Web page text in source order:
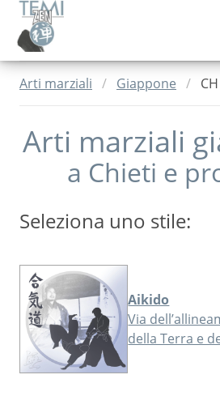
Arti marziali Giappone CH
Arti marziali
a Chieti e
Seleziona uno stile:
Aikido
Via
della Terra e